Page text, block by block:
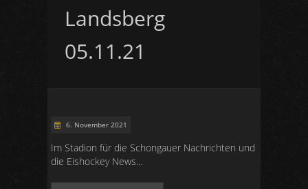
Landsberg
05.11.21
6. November 2021
Im Stadion für die Schongauer Nachrichten und
die Eishockey News…